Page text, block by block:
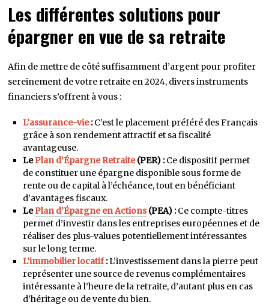
Les différentes solutions pour
épargner en vue de sa retraite
Afin de mettre de côté suffisamment d’argent pour profiter
sereinement de votre retraite en 2024, divers instruments
financiers s’offrent à vous :
L’assurance-vie:C’est le placement préféré des Français
grâce à son rendement attractif et sa fiscalité
avantageuse.
LePlan d’Épargne Retraite(PER) :Ce dispositif permet
de constituer une épargne disponible sous forme de
rente ou de capital à l’échéance, tout en bénéficiant
d’avantages fiscaux.
LePlan d’Épargne en Actions(PEA) :Ce compte-titres
permet d’investir dans les entreprises européennes et de
réaliser des plus-values potentiellement intéressantes
sur le long terme.
L’immobilier locatif:L’investissement dans la pierre peut
représenter une source de revenus complémentaires
intéressante à l’heure de la retraite, d’autant plus en cas
d’héritage ou de vente du bien.